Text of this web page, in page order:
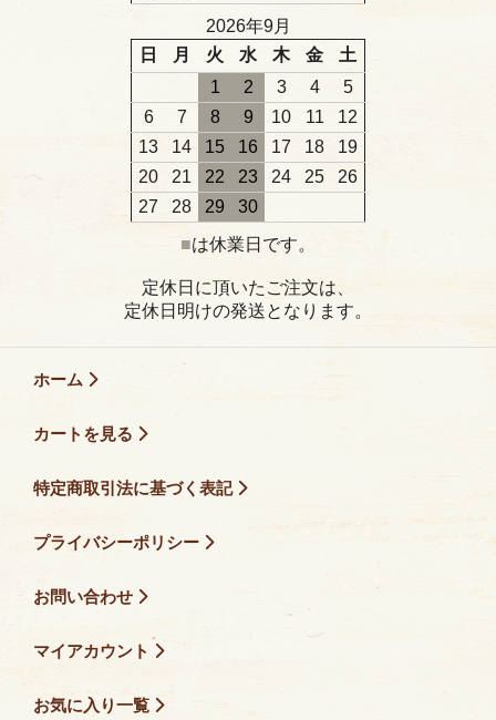
2026年9月
日
月 火 水 木 金
土
1
2 3 4
5
6
7 8 9 10 11
12
13
14 15 16 17 18
19
20
21 22 23 24 25
26
27
28 29
30
■は休業日です。
定休日に頂いたご注文は、
定休日明けの発送となります。
ホーム
カートを見る
特定商取引法に基づく表記
プライバシーポリシー
お問い合わせ
マイアカウント
お気に入り一覧